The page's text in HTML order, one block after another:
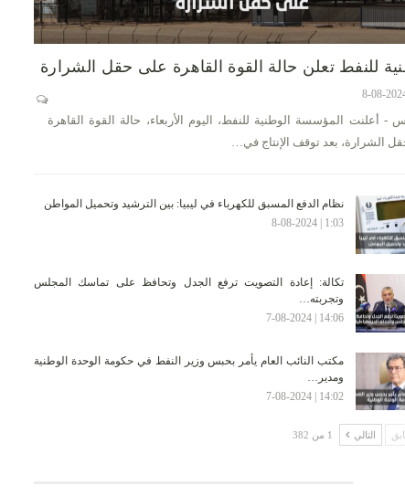
للنفط تعلن حالة القوة القاهرة على حقل الشرارة
- أعلنت المؤسسة الوطنية للنفط، اليوم الأربعاء، حالة القوة القاهرة
الشرارة، بعد توقف الإنتاج في…
نظام الدفع المسبق للكهرباء في ليبيا: بين الترشيد وتحميل المواطن
1:03 | 8-08-2024
تكالة: إعادة التصويت ترفع الجدل وتحافظ على تماسك المجلس
وتجربته…
14:06 | 7-08-2024
مكتب النائب العام يأمر بحبس وزير النفط في حكومة الوحدة الوطنية
ومدير…
14:02 | 7-08-2024
التالي 1 من 382